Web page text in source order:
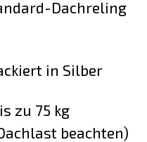
Dachreling
in Silber
zu 75 kg
beachten)